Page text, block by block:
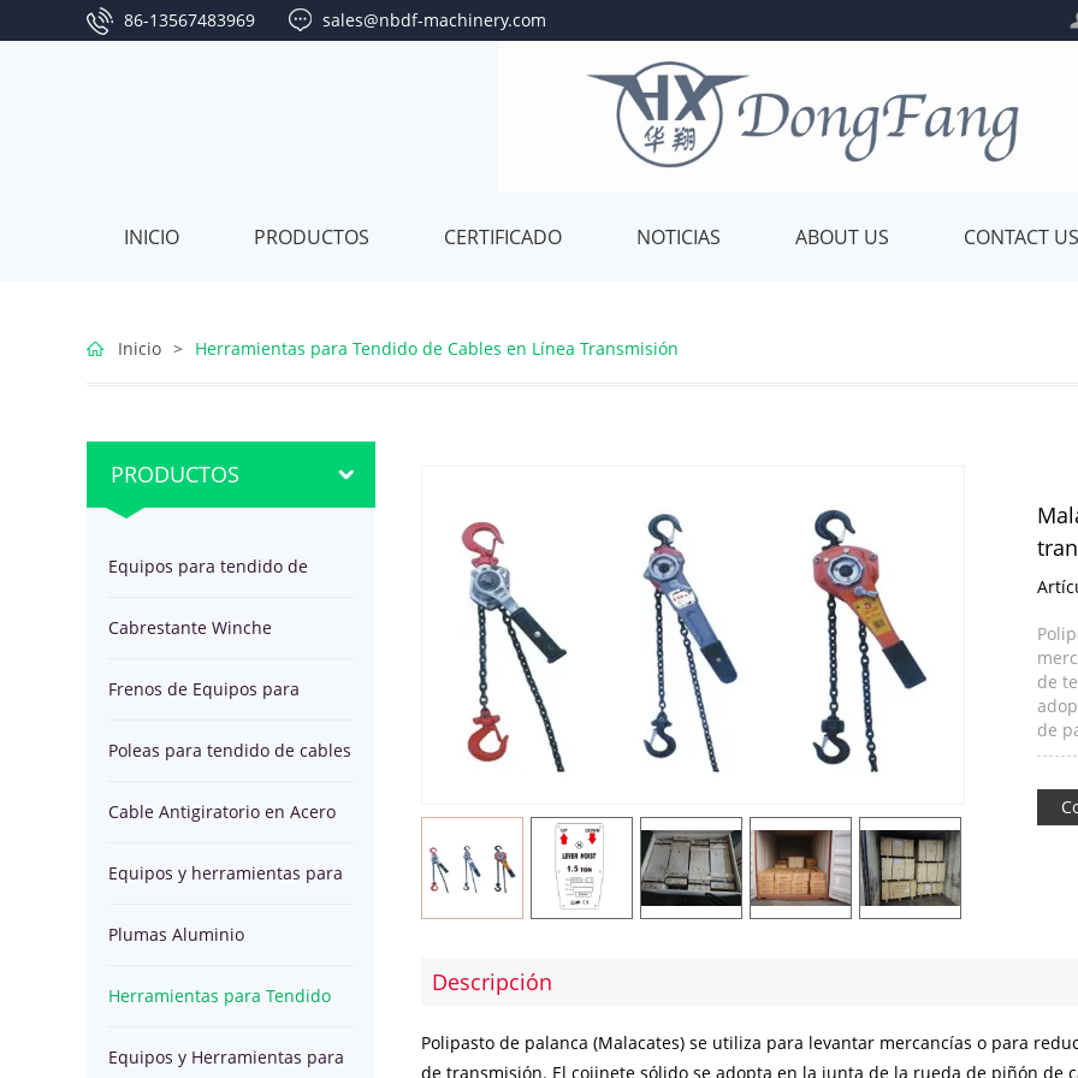
86-13567483969 sales@nbdf-machinery.com
INICIO PRODUCTOS
tendido
de
Winche
Hidráulico
Frenos
de
de
conductores
con
tensión
Poleas
cables
Acero
herramientas
para
tendido
OPGW
Aluminio
herramientas
para
de
Herramientas
para
Tendido
Equipos
y Winches
CERTIFICADO NOTICIAS ABOUT US CONTACT US
Inicio > Herramientas para Tendido de Cables en Línea Transmisión
PRODUCTOS
Equipos para tendido de
cables
Cabrestante Winche
Hidráulico para tendido
Frenos de Equipos para
tendido de conductores con
alta tensión
Poleas para tendido de cables
Cable Antigiratorio en Acero
Equipos y herramientas para
tendido de OPGW
Plumas Aluminio
herramientas para montaje
de Estructuras de Torre por
Herramientas para Tendido
de Cables en Línea
Equipos y Herramientas para
de
de
Descripción
Polipasto de palanca (Malacates) se utiliza para levantar mercancías o para
de transmisión. El cojinete sólido se adopta en la junta de la rueda de piñón de